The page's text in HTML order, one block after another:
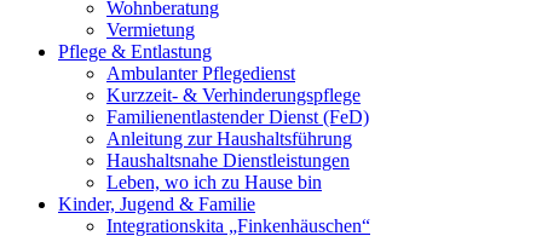
Wohnberatung
Vermietung
Pflege & Entlastung
Ambulanter Pflegedienst
Kurzzeit- & Verhinderungspflege
Familienentlastender Dienst (FeD)
Anleitung zur Haushaltsführung
Haushaltsnahe Dienstleistungen
Leben, wo ich zu Hause bin
Kinder, Jugend & Familie
Integrationskita „Finkenhäuschen“